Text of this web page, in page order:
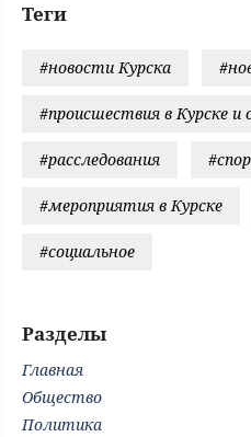
Теги
#новости Курска
#происшествия в Курске и
#расследования
#мероприятия в Курске
#социальное
Разделы
Главная
Общество
Политика